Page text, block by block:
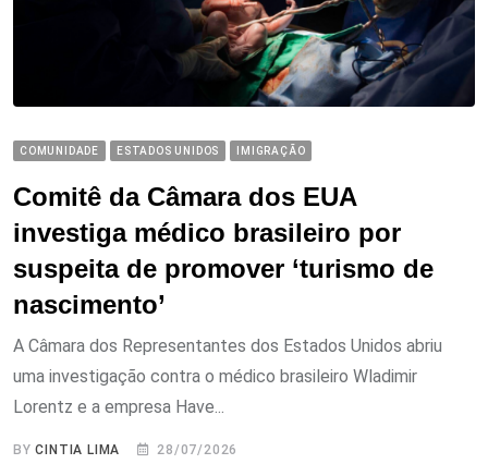
COMUNIDADE ESTADOS UNIDOS IMIGRAÇÃO
Comitê da Câmara dos EUA
investiga médico brasileiro por
suspeita de promover ‘turismo de
nascimento’
A Câmara dos Representantes dos Estados Unidos abriu
uma investigação contra o médico brasileiro Wladimir
Lorentz e a empresa Have...
BYCINTIA LIMA 28/07/2026